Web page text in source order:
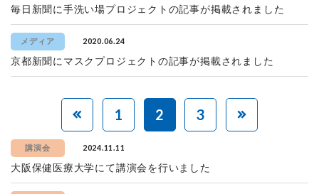
毎日新聞に手洗い場プロジェクトの記事が掲載されました
メディア 2020.06.24
京都新聞にマスクプロジェクトの記事が掲載されました
1 2 3
講演会 2024.11.11
大阪保健医療大学にて講演会を行いました